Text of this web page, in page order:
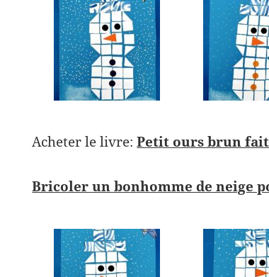
Acheter le livre:Petit ours brun
Bricoler un bonhomme de neige